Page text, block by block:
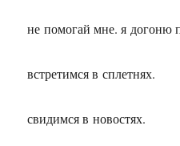
не помогай мне. я догоню
встретимся в сплетнях.
свидимся в новостях.